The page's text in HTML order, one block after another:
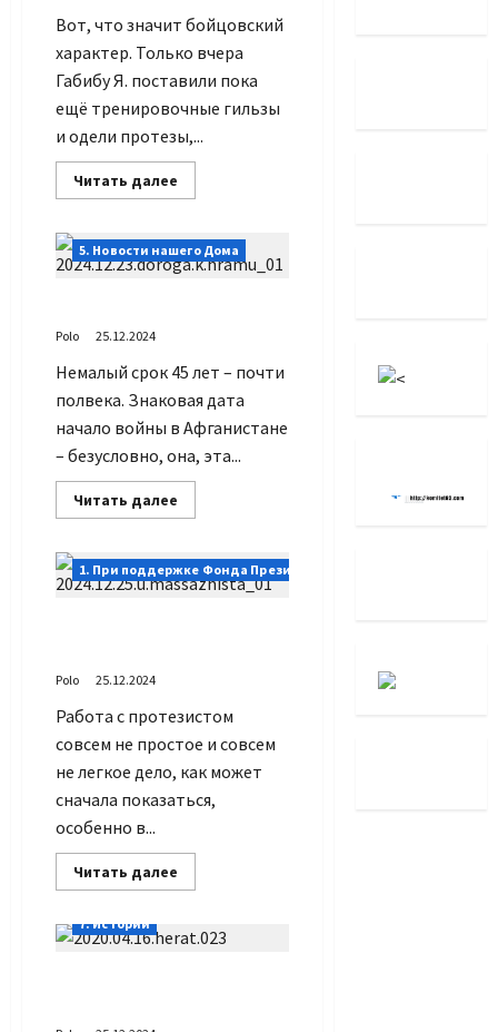
Вот, что значит бойцовский
характер. Только вчера
Габибу Я. поставили пока
ещё тренировочные гильзы
и одели протезы,...
Читать далее
больше
и
пошёл
5. Новости нашего Дома
Polo 25.12.2024
Немалый срок 45 лет – почти
полвека. Знаковая дата
начало войны в Афганистане
– безусловно, она, эта...
Читать далее
больше
лет
Третьей
Мировой
1. При поддержке Фонда Президентских грантов
Polo 25.12.2024
Работа с протезистом
совсем не простое и совсем
не легкое дело, как может
сначала показаться,
особенно в...
Читать далее
больше
массажа
после
7. Истории